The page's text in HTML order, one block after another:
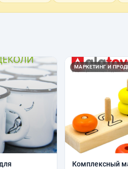
МАРКЕТИНГ И
Комплексный